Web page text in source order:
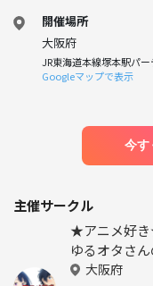
開催場所
大阪府
JR東海道本線塚本駅パー
Googleマップで表示
今す
主催サークル
★アニメ好
ゆるオタさ
大阪府